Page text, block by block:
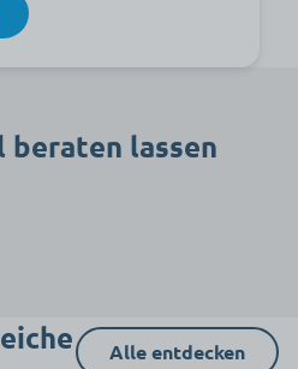
lassen
Alle entdecken